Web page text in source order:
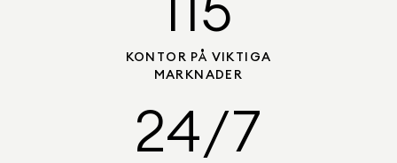
115
KONTOR PÅ VIKTIGA
MARKNADER
24/7